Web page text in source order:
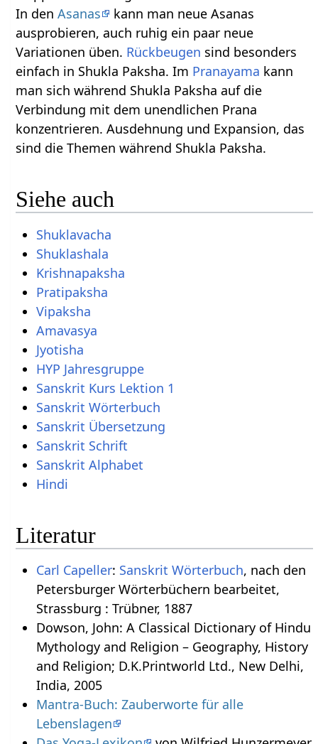
In denAsanas
kann man neue Asanas
ausprobieren, auch ruhig ein paar neue
Variationen üben. Rückbeugen sind besonders
einfach in Shukla Paksha. Im Pranayama kann
man sich während Shukla Paksha auf die
Verbindung mit dem unendlichen Prana
konzentrieren. Ausdehnung und Expansion, das
sind die Themen während Shukla Paksha.
Siehe auch
Shuklavacha
Shuklashala
Krishnapaksha
Pratipaksha
Vipaksha
Amavasya
Jyotisha
HYP Jahresgruppe
Sanskrit Kurs Lektion 1
Sanskrit Wörterbuch
Sanskrit Übersetzung
Sanskrit Schrift
Sanskrit Alphabet
Hindi
Literatur
Carl Capeller: Sanskrit Wörterbuch, nach den
Petersburger Wörterbüchern bearbeitet,
Strassburg : Trübner, 1887
Dowson, John: A Classical Dictionary of Hindu
Mythology and Religion – Geography, History
and Religion; D.K.Printworld Ltd., New Delhi,
India, 2005
Mantra-Buch: Zauberworte für alle
Lebenslagen